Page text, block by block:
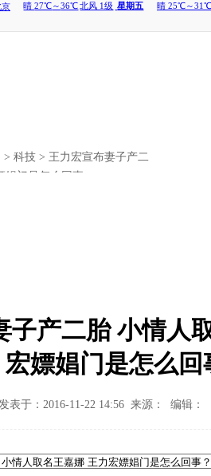
> 科技 > 王力宏宣布妻子产二
娼门是怎么回事
子产二胎 小情人
宏嫖娼门是怎么回
表于：2016-11-22 14:56 来源： 编辑：